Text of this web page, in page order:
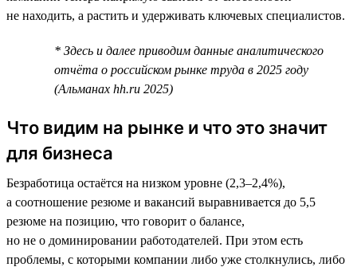
не находить, а растить и удерживать ключевых специалистов.
* Здесь и далее приводим данные аналитического
отчёта о российском рынке труда в 2025 году
(Альманах hh.ru 2025)
Что видим на рынке и что это значит
для бизнеса
Безработица остаётся на низком уровне (2,3–2,4%),
а соотношение резюме и вакансий выравнивается до 5,5
резюме на позицию, что говорит о балансе,
но не о доминировании работодателей. При этом есть
проблемы, с которыми компании либо уже столкнулись, либо